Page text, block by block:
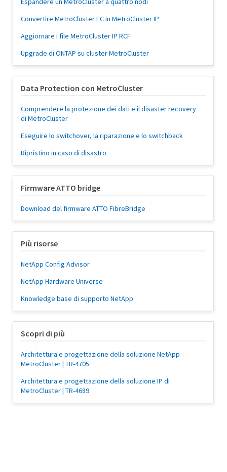
Convertire MetroCluster FC in MetroCluster IP
Aggiornare i file MetroCluster IP RCF
Upgrade di ONTAP su cluster MetroCluster
Data Protection con MetroCluster
Comprendere la protezione dei dati e il disaster recovery
di MetroCluster
Eseguire lo switchover, la riparazione e lo switchback
Ripristino in caso di disastro
Firmware ATTO bridge
Download del firmware ATTO FibreBridge
Più risorse
NetApp Config Advisor
NetApp Hardware Universe
Knowledge base di supporto NetApp
Scopri di più
Architettura e progettazione della soluzione NetApp
MetroCluster | TR-4705
Architettura e progettazione della soluzione IP di
MetroCluster | TR-4689